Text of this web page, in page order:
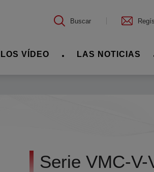
Buscar
LOS VÍDEO LAS NOTICIAS
Serie VMC-V-